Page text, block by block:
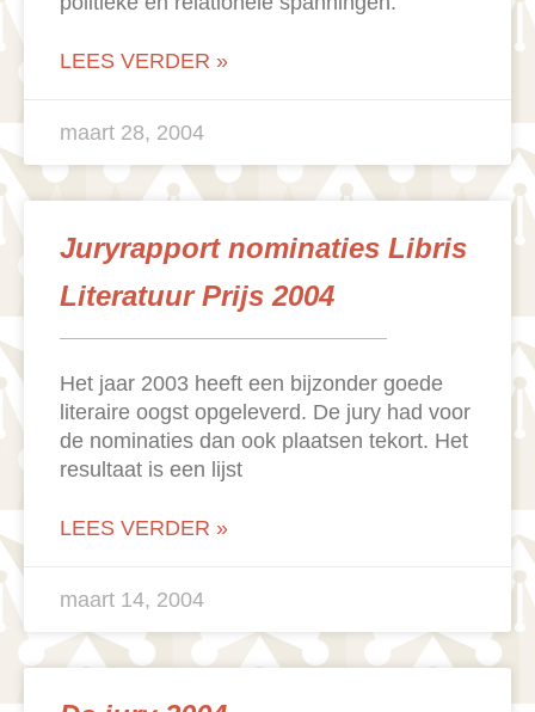
LEES VERDER »
maart 28, 2004
Juryrapport nominaties Libris
Literatuur Prijs 2004
Het jaar 2003 heeft een bijzonder goede
literaire oogst opgeleverd. De jury had voor
de nominaties dan ook plaatsen tekort. Het
resultaat is een lijst
LEES VERDER »
maart 14, 2004